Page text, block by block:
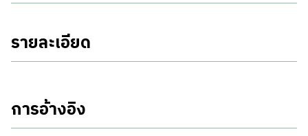
รายละเอียด
การอ้างอิง